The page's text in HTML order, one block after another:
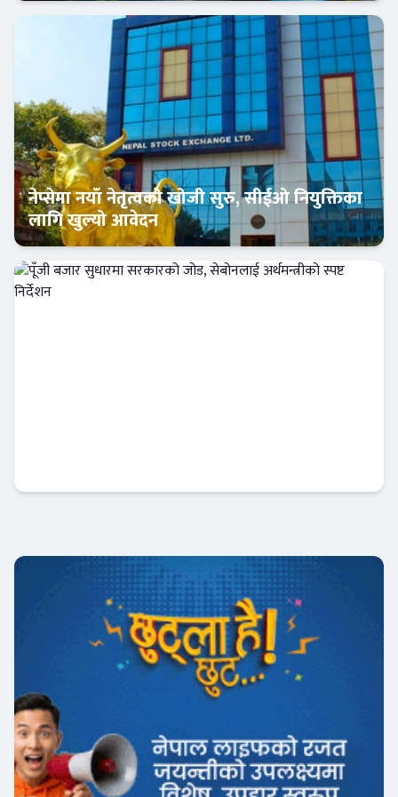
अर्थतन्त्र
नेप्सेमा नयाँ नेतृत्वको खोजी सुरु, सीईओ नियुक्तिका
लागि खुल्यो आवेदन